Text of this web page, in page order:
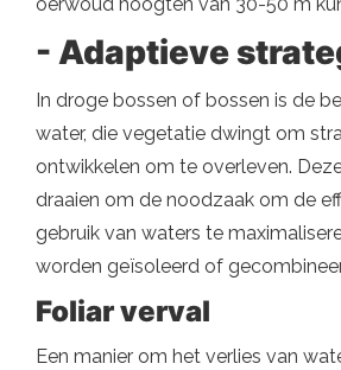
- Adaptieve
In droge bossen of bossen is de
water, die vegetatie dwingt om
ontwikkelen om te overleven.
draaien om de noodzaak om de
gebruik van waters te
worden geïsoleerd of
Foliar verval
Een manier om het verlies van